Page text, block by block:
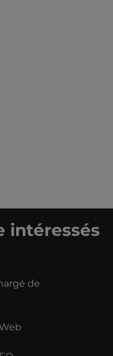
intéressés
de